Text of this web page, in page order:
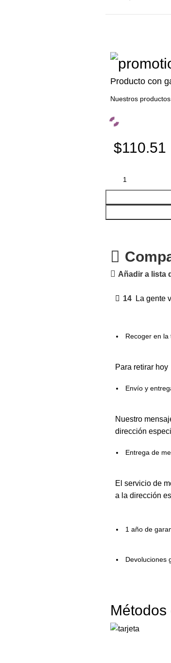
Producto con
Nuestros
$110.51
Añadir a lista
14 La gente
Recoger en la
Para retirar hoy
Envío y
Nuestro
dirección
Entrega de
El servicio de
a la dirección
1 año de
Devoluciones
Métodos